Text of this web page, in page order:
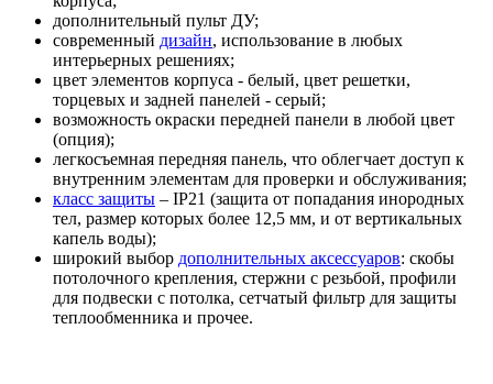
дополнительный пульт ДУ;
современный дизайн, использование в любых
интерьерных решениях;
цвет элементов корпуса - белый, цвет решетки,
торцевых и задней панелей - серый;
возможность окраски передней панели в любой цвет
(опция);
легкосъемная передняя панель, что облегчает доступ к
внутренним элементам для проверки и обслуживания;
класс защиты – IP21 (защита от попадания инородных
тел, размер которых более 12,5 мм, и от вертикальных
капель воды);
широкий выбор дополнительных аксессуаров: скобы
потолочного крепления, стержни с резьбой, профили
для подвески с потолка, сетчатый фильтр для защиты
теплообменника и прочее.